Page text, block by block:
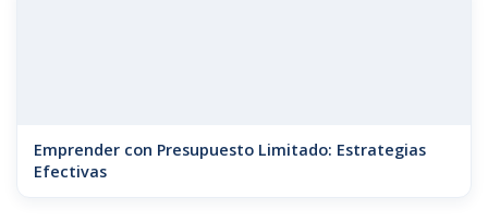
Emprender con Presupuesto Limitado: Estrategias
Efectivas